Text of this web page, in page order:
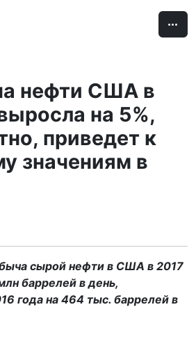
нефти США в
на 5%,
приведет к
значениям в
сырой нефти в США в 2017
баррелей в день,
года на 464 тыс. баррелей в